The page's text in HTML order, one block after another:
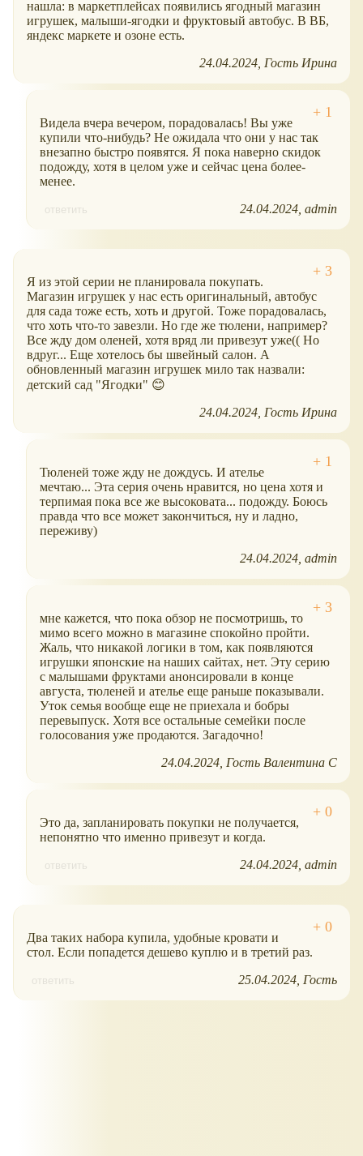
нашла: в маркетплейсах появились ягодный магазин
игрушек, малыши-ягодки и фруктовый автобус. В ВБ,
яндекс маркете и озоне есть.
24.04.2024 Гость Ирина
Видела вчера вечером, порадовалась! Вы уже
купили что-нибудь? Не ожидала что они у нас так
внезапно быстро появятся. Я пока наверно скидок
подожду, хотя в целом уже и сейчас цена более-
менее.
ответить 24.04.2024 admin
Я из этой серии не планировала покупать.
Магазин игрушек у нас есть оригинальный, автобус
для сада тоже есть, хоть и другой. Тоже порадовалась,
что хоть что-то завезли. Но где же тюлени, например?
Все жду дом оленей, хотя вряд ли привезут уже(( Но
вдруг... Еще хотелось бы швейный салон. А
обновленный магазин игрушек мило так назвали:
детский сад "Ягодки" 😊
24.04.2024 Гость Ирина
Тюленей тоже жду не дождусь. И ателье
мечтаю... Эта серия очень нравится, но цена хотя и
терпимая пока все же высоковата... подожду. Боюсь
правда что все может закончиться, ну и ладно,
переживу)
24.04.2024 admin
мне кажется, что пока обзор не посмотришь, то
мимо всего можно в магазине спокойно пройти.
Жаль, что никакой логики в том, как появляются
игрушки японские на наших сайтах, нет. Эту серию
с малышами фруктами анонсировали в конце
августа, тюленей и ателье еще раньше показывали.
Уток семья вообще еще не приехала и бобры
перевыпуск. Хотя все остальные семейки после
голосования уже продаются. Загадочно!
24.04.2024 Гость Валентина С
Это да, запланировать покупки не получается,
непонятно что именно привезут и когда.
ответить 24.04.2024 admin
Два таких набора купила, удобные кровати и
стол. Если попадется дешево куплю и в третий раз.
ответить 25.04.2024 Гость